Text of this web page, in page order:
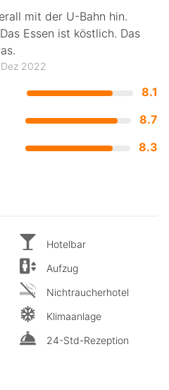
8.1
8.7
8.3
mit der U-Bahn hin.
Essen ist köstlich. Das
2022
Hotelbar
Aufzug
Nichtraucherhotel
Klimaanlage
24-Std-Rezeption